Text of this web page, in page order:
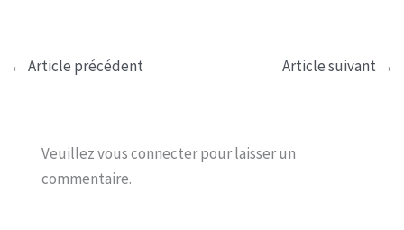
← Article précédent Article suivant →
Veuillez vous connecter pour laisser un
commentaire.